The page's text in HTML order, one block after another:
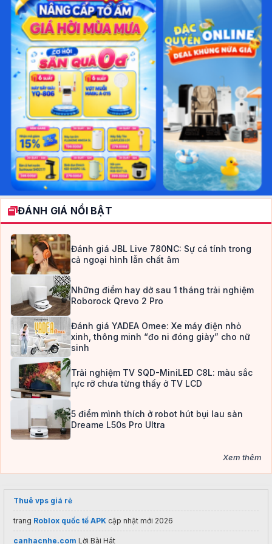
ĐÁNH GIÁ NỔI BẬT
Đánh giá JBL Live 780NC: Sự cá tính trong
cả ngoại hình lẫn chất âm
Những điểm hay dở sau 1 tháng trải nghiệm
Roborock Qrevo 2 Pro
Đánh giá YADEA Omee: Xe máy điện nhỏ
xinh, thông minh “đo ni đóng giày” cho nữ
sinh
Trải nghiệm TV SQD-MiniLED C8L: màu sắc
rực rỡ chưa từng thấy ở TV LCD
5 điểm mình thích ở robot hút bụi lau sàn
Dreame L50s Pro Ultra
Xem thêm
Thuê vps giá rẻ
trang Roblox quốc tế APK cập nhật mới 2026
canhacnhe.com Lời Bài Hát